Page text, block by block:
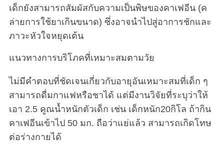
เด็กยังสามารถสัมผัสกับความเป็นพิษของคาเฟอีน (ค
ล่ายการใช้ยาเกินขนาด) ซึ่งอาจนำไปสู่อาการชักและ
ภาวะหัวใจหยุดเต้น
แนวทางการบริโภคที่เหมาะสมตามวัย
ไม่มีคำตอบที่ชัดเจนเกี่ยวกับอายุอันเหมาะสมที่เด็ก ๆ
สามารถดื่มกาแฟหรือชาได้ แต่มีงานวิจัยที่ระบุว่าให้
เอา 2.5 คูณน้ำหนักตัวเด็ก เช่น เด็กหนัก20กิโล ถ้ากิน
คาเฟอีนเข้าไป 50 มก. ถือว่าแย่แล้ว สามารถเกิดโทษ
ต่อร่างกายได้